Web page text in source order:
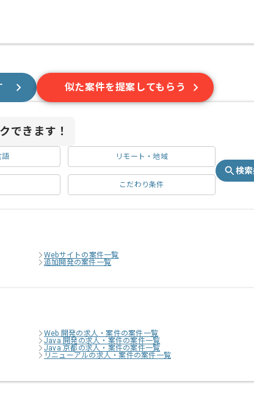
似た案件を提案してもらう
できます！
語 リモート・地域
こだわり条件
検
Webサイトの案件一覧
追加開発の案件一覧
Web 開発の求人・案件の案件一覧
Java 開発の求人・案件の案件一覧
Java 京都の求人・案件の案件一覧
リニューアルの求人・案件の案件一覧